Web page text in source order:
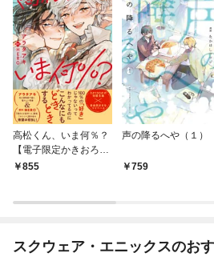
高松くん、いま何％？
【電子限定かきおろし
付】855
声の降るへや（１）
759
スクウェア・エニックスのお